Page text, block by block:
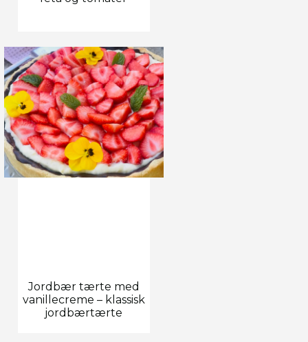
Jordbær tærte med
vanillecreme – klassisk
jordbærtærte